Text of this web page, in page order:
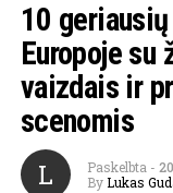
10
Europoje su
vaizdais ir
scenomis
L Paskelbta -
By Lukas